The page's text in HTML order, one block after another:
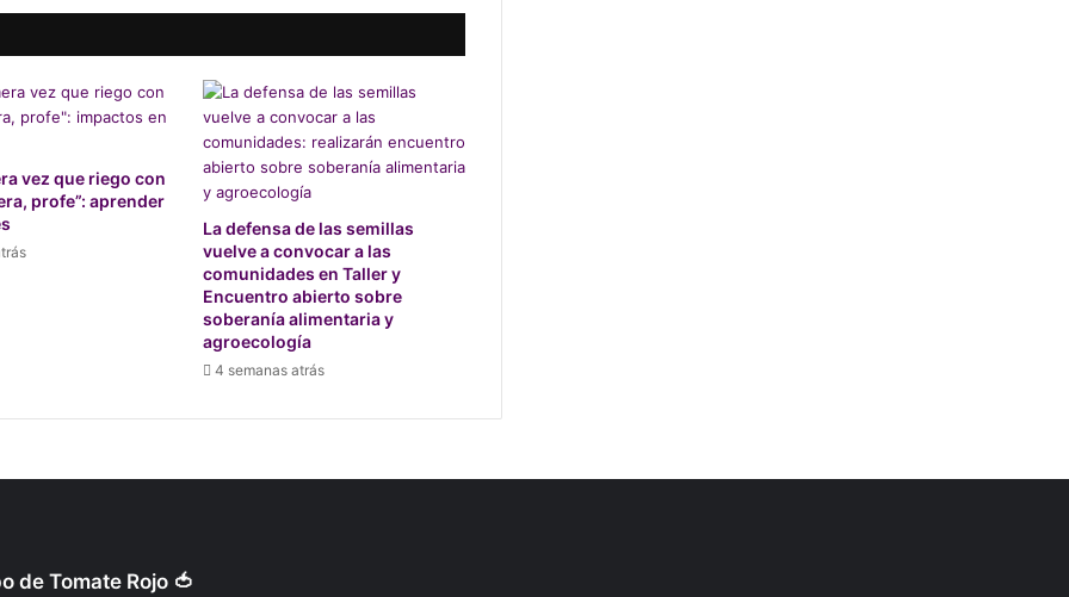
vez que riego con
profe”: aprender
La defensa de las semillas
vuelve a convocar a las
comunidades en Taller y
Encuentro abierto sobre
soberanía alimentaria y
agroecología
4 semanas atrás
de Tomate Rojo 🍅